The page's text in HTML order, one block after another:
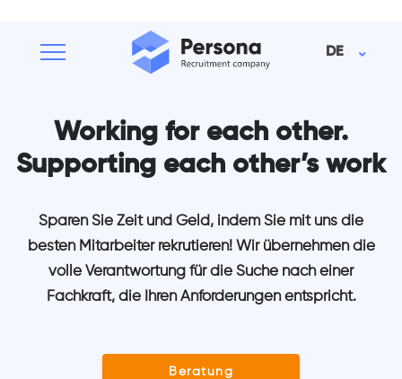
DE
Working for each other.
Supporting each other’s work
Sparen Sie Zeit und Geld, indem Sie mit uns die
besten Mitarbeiter rekrutieren! Wir übernehmen die
volle Verantwortung für die Suche nach einer
Fachkraft, die Ihren Anforderungen entspricht.
Beratung